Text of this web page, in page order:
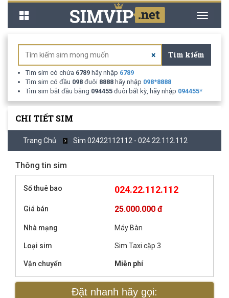
Toggle
Toggle
× Tìm kiếm
Tìm sim có chứa 6789 hãy nhập 6789
Tìm sim có đầu 098 đuôi 8888 hãy nhập 098*8888
Tìm sim bắt đầu bằng 094455 đuôi bất kỳ, hãy nhập 094455*
CHI TIẾT SIM
Trang Chủ Sim 02422112112 - 024.22.112.112
Thông tin sim
Số thuê bao 024.22.112.112
Giá bán 25.000.000 đ
Nhà mạng Máy Bàn
Loại sim Sim Taxi cặp 3
Vận chuyển Miễn phí
Đặt nhanh hãy gọi: